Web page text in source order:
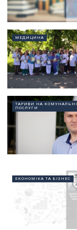
МЕДИЦИНА
ТАРИФИ НА КОМУНАЛЬНІ
ПОСЛУГИ
ЕКОНОМІКА ТА БІЗНЕС